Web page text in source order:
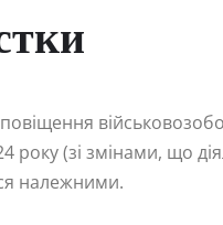
року (зі змінами, що
належними.